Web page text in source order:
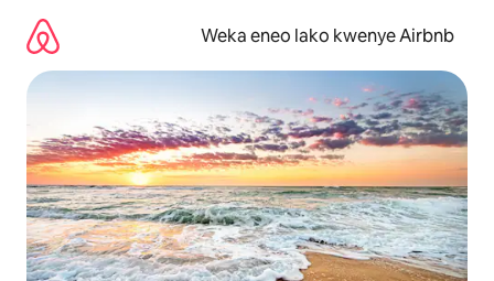
kwenda
kwenye
maudhui
Weka eneo lako kwenye Airbnb